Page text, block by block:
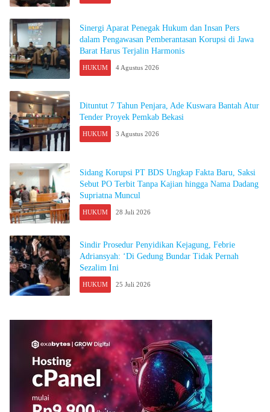
Sinergi Aparat Penegak Hukum dan Insan Pers
dalam Pengawasan Pemberantasan Korupsi di Jawa
Barat Harus Terjalin Harmonis
HUKUM 4 Agustus 2026
Dituntut 7 Tahun Penjara, Ade Kuswara Bantah Atur
Tender Proyek Pemkab Bekasi
HUKUM 3 Agustus 2026
Sidang Korupsi PT BDS Ungkap Fakta Baru, Saksi
Sebut PO Terbit Tanpa Kajian hingga Nama Dadang
Supriatna Muncul
HUKUM 28 Juli 2026
Sindir Prosedur Penyidikan Kejagung, Febrie
Adriansyah: ‘Di Gedung Bundar Tidak Pernah
Sezalim Ini
HUKUM 25 Juli 2026